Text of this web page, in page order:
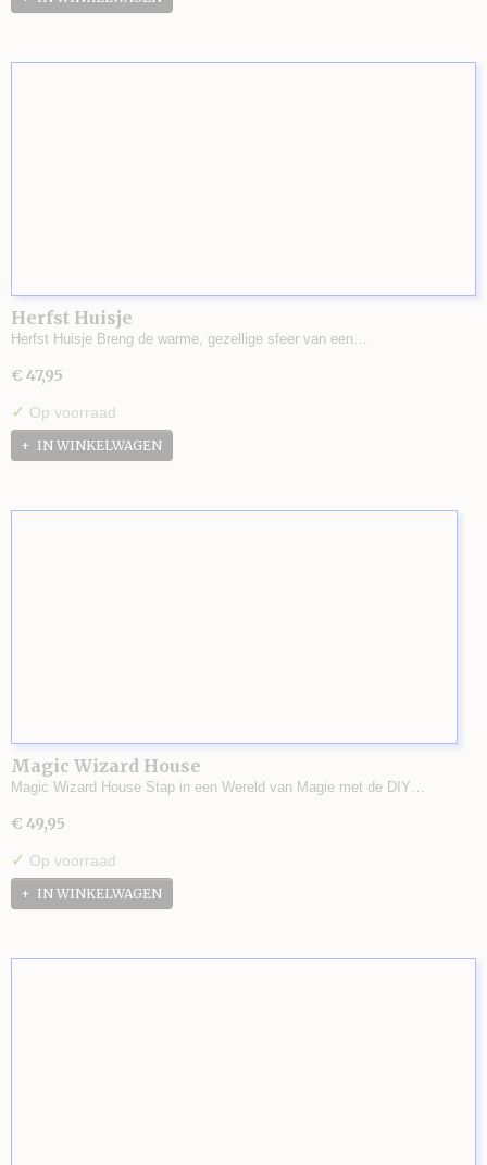
Herfst Huisje
Herfst Huisje Breng de warme, gezellige sfeer van een…
€ 47,95
✓ Op voorraad
IN WINKELWAGEN
Magic Wizard House
Magic Wizard House Stap in een Wereld van Magie met de DIY…
€ 49,95
✓ Op voorraad
IN WINKELWAGEN